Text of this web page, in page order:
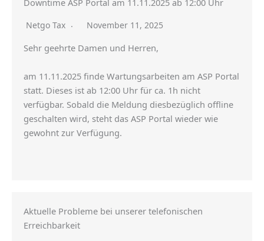
Downtime ASP Portal am 11.11.2025 ab 12:00 Uhr
Netgo Tax November 11, 2025
Sehr geehrte Damen und Herren,
am 11.11.2025 finde Wartungsarbeiten am ASP Portal
statt. Dieses ist ab 12:00 Uhr für ca. 1h nicht
verfügbar. Sobald die Meldung diesbezüglich offline
geschalten wird, steht das ASP Portal wieder wie
gewohnt zur Verfügung.
Aktuelle Probleme bei unserer telefonischen
Erreichbarkeit